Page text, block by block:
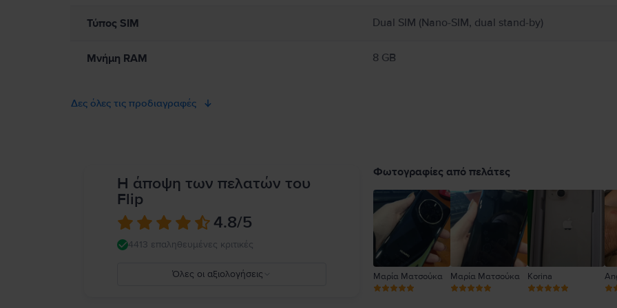
Τύπος SIM Dual SIM (Nano-SIM, dual stand-by)
Μνήμη RAM 8 GB
Δες όλες τις προδιαγραφές
Η άποψη των πελατών του
Flip
4.8/5
4413 επαληθευμένες κριτικές
Όλες οι αξιολογήσεις
Φωτογραφίες από πελάτες
Μαρία Ματσούκα Μαρία Ματσούκα Korina